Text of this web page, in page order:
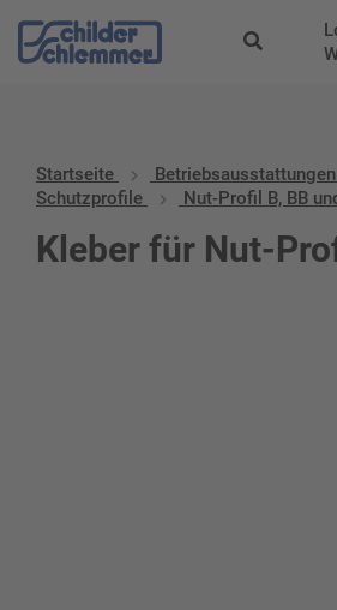
Startseite Betriebs­aus­stattungen
Schutzprofile
Nut-Profil B, BB
Kleber für Nut-